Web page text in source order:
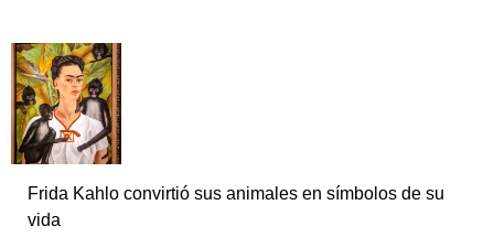
Frida Kahlo convirtió sus animales en símbolos de su
vida